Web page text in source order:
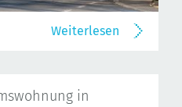
Weiterlesen
in